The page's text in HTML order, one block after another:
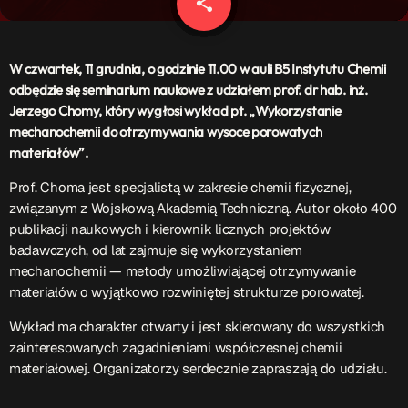
EKIPA
Rekrutacja Fraszka
Podcasty
Przydatne linki
Strona UJK
Klub WSPAK
Biuro Karier
Punkt Interwencji Kryzysowej
W czwartek, 11 grudnia, o godzinie 11.00 w auli B5 Instytutu Chemii
odbędzie się seminarium naukowe z udziałem prof. dr hab. inż.
Jerzego Chomy, który wygłosi wykład pt. „Wykorzystanie
mechanochemii do otrzymywania wysoce porowatych
materiałów”.
Prof. Choma jest specjalistą w zakresie chemii fizycznej,
związanym z Wojskową Akademią Techniczną. Autor około 400
publikacji naukowych i kierownik licznych projektów
badawczych, od lat zajmuje się wykorzystaniem
mechanochemii — metody umożliwiającej otrzymywanie
materiałów o wyjątkowo rozwiniętej strukturze porowatej.
Wykład ma charakter otwarty i jest skierowany do wszystkich
zainteresowanych zagadnieniami współczesnej chemii
materiałowej. Organizatorzy serdecznie zapraszają do udziału.